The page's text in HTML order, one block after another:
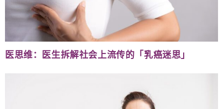
医思维：医生拆解社会上流传的「乳癌迷思」